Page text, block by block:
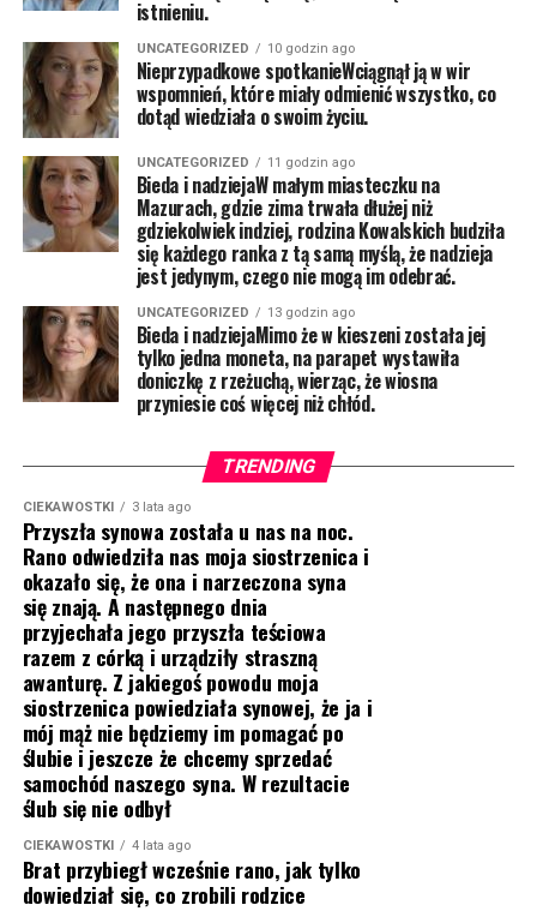
istnieniu.
UNCATEGORIZED 10 godzin ago
Nieprzypadkowe spotkanieWciągnął ją w wir
wspomnień, które miały odmienić wszystko, co
dotąd wiedziała o swoim życiu.
UNCATEGORIZED 11 godzin ago
Bieda i nadziejaW małym miasteczku na
Mazurach, gdzie zima trwała dłużej niż
gdziekolwiek indziej, rodzina Kowalskich budziła
się każdego ranka z tą samą myślą, że nadzieja
jest jedynym, czego nie mogą im odebrać.
UNCATEGORIZED 13 godzin ago
Bieda i nadziejaMimo że w kieszeni została jej
tylko jedna moneta, na parapet wystawiła
doniczkę z rzeżuchą, wierząc, że wiosna
przyniesie coś więcej niż chłód.
TRENDING
CIEKAWOSTKI 3 lata ago
Przyszła synowa została u nas na noc.
Rano odwiedziła nas moja siostrzenica i
okazało się, że ona i narzeczona syna
się znają. A następnego dnia
przyjechała jego przyszła teściowa
razem z córką i urządziły straszną
awanturę. Z jakiegoś powodu moja
siostrzenica powiedziała synowej, że ja i
mój mąż nie będziemy im pomagać po
ślubie i jeszcze że chcemy sprzedać
samochód naszego syna. W rezultacie
ślub się nie odbył
CIEKAWOSTKI 4 lata ago
Brat przybiegł wcześnie rano, jak tylko
dowiedział się, co zrobili rodzice